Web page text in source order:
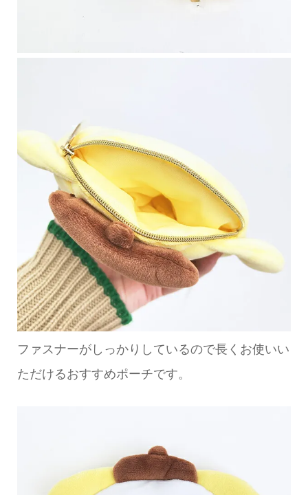
ファスナーがしっかりしているので長くお使いい
ただけるおすすめポーチです。